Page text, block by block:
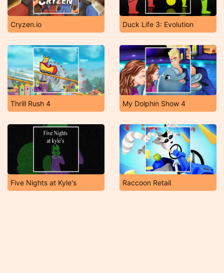
Cryzen.io Duck Life 3: Evolution
Thrill Rush 4 My Dolphin Show 4
Five Nights at Kyle's Raccoon Retail